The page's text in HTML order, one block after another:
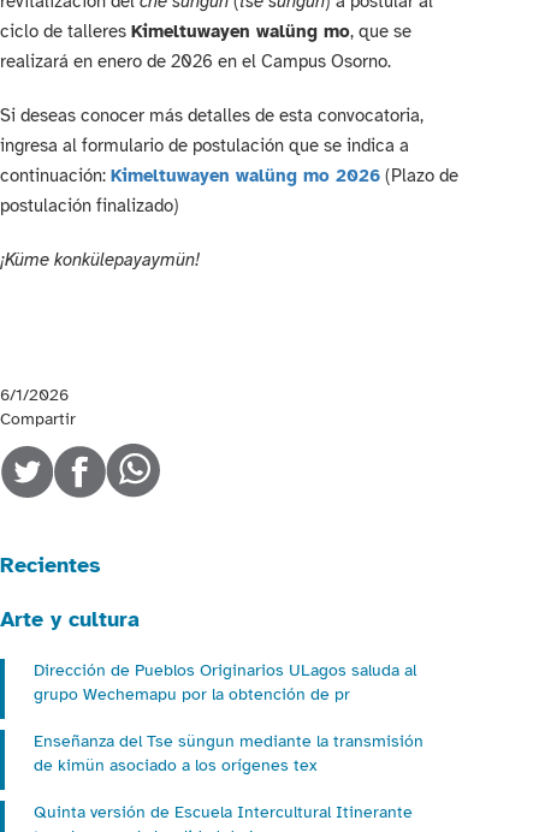
6/1/2026
Compartir
Recientes
Arte y cultura
Dirección de Pueblos Originarios ULagos saluda al
grupo Wechemapu por la obtención de pr
Enseñanza del Tse süngun mediante la transmisión
de kimün asociado a los orígenes tex
Quinta versión de Escuela Intercultural Itinerante
ciclo de talleres Kimeltuwayen walüng mo, que se
realizará en enero de 2026 en el Campus Osorno.
Si deseas conocer más detalles de esta convocatoria,
ingresa al formulario de postulación que se indica a
continuación: Kimeltuwayen walüng mo 2026 (Plazo de
postulación finalizado)
¡Küme konkülepayaymün!